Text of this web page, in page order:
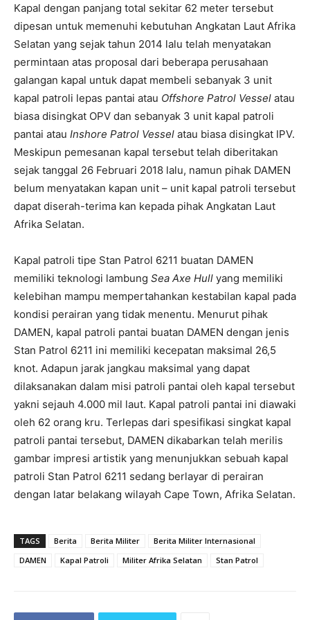
Kapal dengan panjang total sekitar 62 meter tersebut
dipesan untuk memenuhi kebutuhan Angkatan Laut Afrika
Selatan yang sejak tahun 2014 lalu telah menyatakan
permintaan atas proposal dari beberapa perusahaan
galangan kapal untuk dapat membeli sebanyak 3 unit
kapal patroli lepas pantai atau Offshore Patrol Vessel atau
biasa disingkat OPV dan sebanyak 3 unit kapal patroli
pantai atau Inshore Patrol Vessel atau biasa disingkat IPV.
Meskipun pemesanan kapal tersebut telah diberitakan
sejak tanggal 26 Februari 2018 lalu, namun pihak DAMEN
belum menyatakan kapan unit – unit kapal patroli tersebut
dapat diserah-terima kan kepada pihak Angkatan Laut
Afrika Selatan.
Kapal patroli tipe Stan Patrol 6211 buatan DAMEN
memiliki teknologi lambung Sea Axe Hull yang memiliki
kelebihan mampu mempertahankan kestabilan kapal pada
kondisi perairan yang tidak menentu. Menurut pihak
DAMEN, kapal patroli pantai buatan DAMEN dengan jenis
Stan Patrol 6211 ini memiliki kecepatan maksimal 26,5
knot. Adapun jarak jangkau maksimal yang dapat
dilaksanakan dalam misi patroli pantai oleh kapal tersebut
yakni sejauh 4.000 mil laut. Kapal patroli pantai ini diawaki
oleh 62 orang kru. Terlepas dari spesifikasi singkat kapal
patroli pantai tersebut, DAMEN dikabarkan telah merilis
gambar impresi artistik yang menunjukkan sebuah kapal
patroli Stan Patrol 6211 sedang berlayar di perairan
dengan latar belakang wilayah Cape Town, Afrika Selatan.
TAGS Berita Berita Militer
Berita Militer Internasional
DAMEN
Kapal Patroli Militer Afrika Selatan Stan Patrol